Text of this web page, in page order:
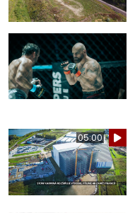
05:00